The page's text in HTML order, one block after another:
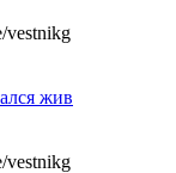
vestnikg
жив
vestnikg